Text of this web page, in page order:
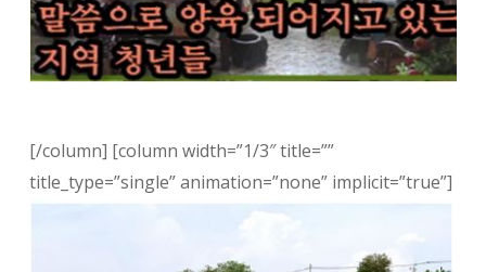
[/column] [column width=”1/3″ title=””
title_type=”single” animation=”none” implicit=”true”]